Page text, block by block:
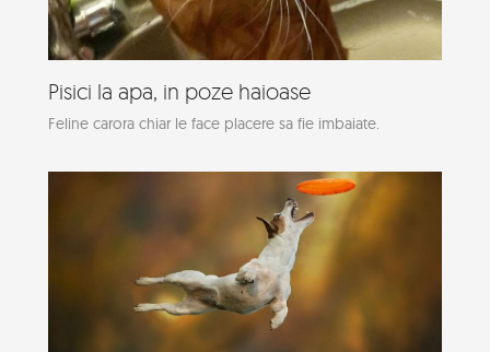
Pisici la apa, in poze haioase
Feline carora chiar le face placere sa fie imbaiate.